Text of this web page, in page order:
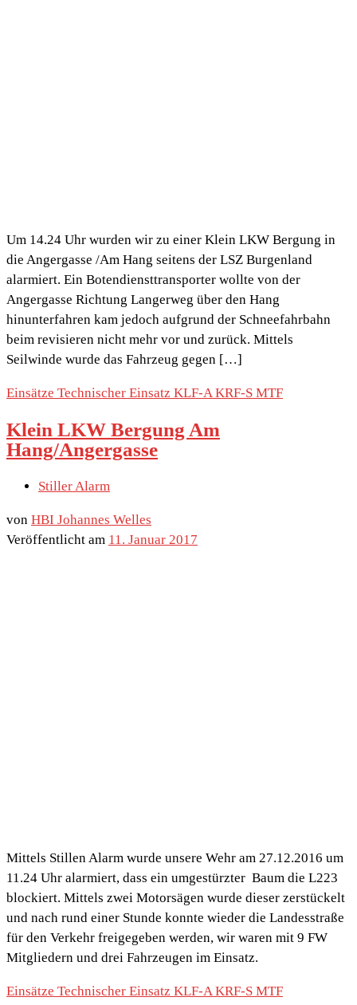
Um 14.24 Uhr wurden wir zu einer Klein LKW Bergung in
die Angergasse /Am Hang seitens der LSZ Burgenland
alarmiert. Ein Botendiensttransporter wollte von der
Angergasse Richtung Langerweg über den Hang
hinunterfahren kam jedoch aufgrund der Schneefahrbahn
beim revisieren nicht mehr vor und zurück. Mittels
Seilwinde wurde das Fahrzeug gegen […]
Einsätze Technischer Einsatz KLF-A KRF-S MTF
Klein LKW Bergung Am
Hang/Angergasse
Stiller Alarm
von HBI Johannes Welles
Veröffentlicht am 11. Januar 2017
Mittels Stillen Alarm wurde unsere Wehr am 27.12.2016 um
11.24 Uhr alarmiert, dass ein umgestürzter Baum die L223
blockiert. Mittels zwei Motorsägen wurde dieser zerstückelt
und nach rund einer Stunde konnte wieder die Landesstraße
für den Verkehr freigegeben werden, wir waren mit 9 FW
Mitgliedern und drei Fahrzeugen im Einsatz.
Einsätze Technischer Einsatz KLF-A KRF-S MTF